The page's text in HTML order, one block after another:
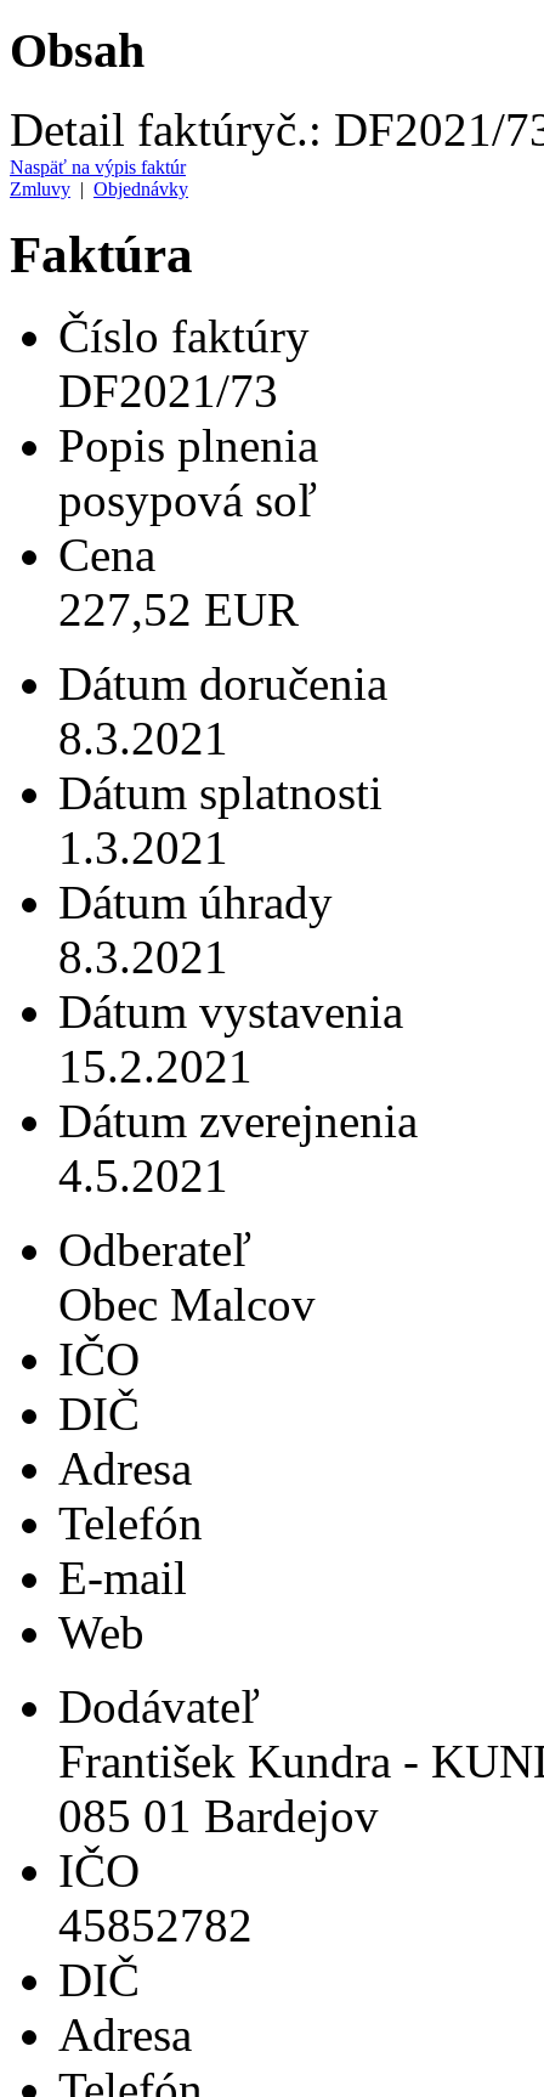
Obsah
Detail faktúryč.: DF2021/
Naspäť na výpis faktúr
Zmluvy | Objednávky
Faktúra
Číslo faktúry
DF2021/73
Popis plnenia
posypová soľ
Cena
227,52 EUR
Dátum doručenia
8.3.2021
Dátum splatnosti
1.3.2021
Dátum úhrady
8.3.2021
Dátum vystavenia
15.2.2021
Dátum zverejnenia
4.5.2021
Odberateľ
Obec Malcov
IČO
DIČ
Adresa
Telefón
E-mail
Web
Dodávateľ
František Kundra -
085 01 Bardejov
IČO
45852782
DIČ
Adresa